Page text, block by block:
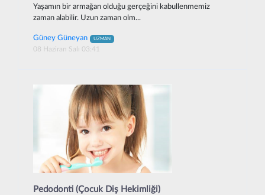
Yaşamın bir armağan olduğu gerçeğini kabullenmemiz
zaman alabilir. Uzun zaman olm...
Güney Güneyan UZMAN
08 Haziran Salı 03:41
Pedodonti (Çocuk Diş Hekimliği)